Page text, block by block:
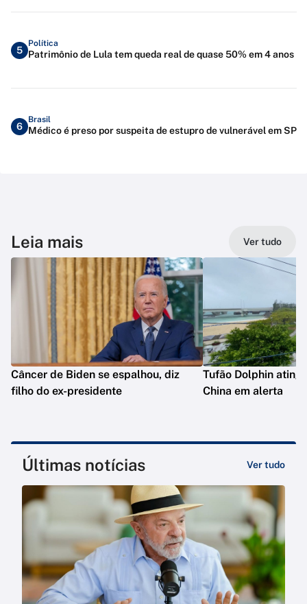
5
Política
Patrimônio de Lula tem queda real de quase 50% em 4 anos
6
Brasil
Médico é preso por suspeita de estupro de vulnerável em SP
Leia mais Ver tudo
Câncer de Biden se espalhou, diz
filho do ex-presidente
Tufão Dolphin
China em alerta
Últimas notícias Ver tudo